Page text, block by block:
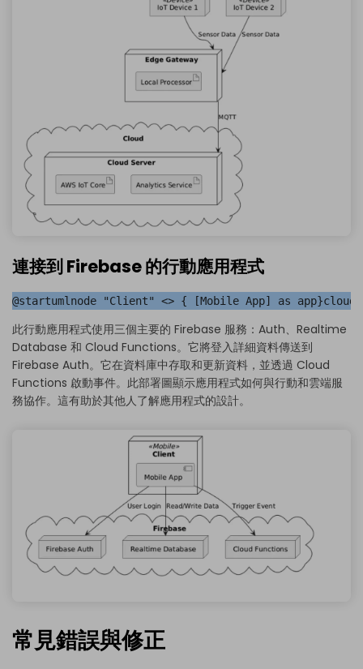
連接到 Firebase 的行動應用程式
@startumlnode "Client" <> { [Mobile App] as app}cloud
此行動應用程式使用三個主要的 Firebase 服務：Auth、Realtime
Database 和 Cloud Functions。它將登入詳細資料傳送到
Firebase Auth。它在資料庫中存取和更新資料，並透過 Cloud
Functions 啟動事件。此部署圖顯示應用程式如何與行動和雲端服
務協作。這有助於其他人了解應用程式的設計。
常見錯誤與修正